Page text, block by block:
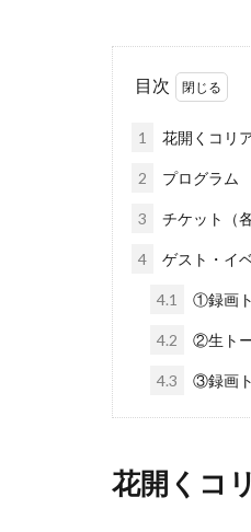
目次
1 花開くコリ
2 プログラム
3 チケット（
4 ゲスト・イ
4.1 ①録画
4.2 ②生ト
4.3 ③録画
花開くコ